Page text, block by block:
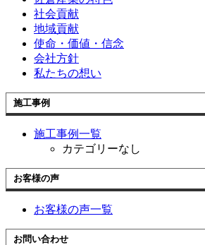
社会貢献
地域貢献
使命・価値・信念
会社方針
私たちの想い
施工事例
施工事例一覧
カテゴリーなし
お客様の声
お客様の声一覧
お問い合わせ